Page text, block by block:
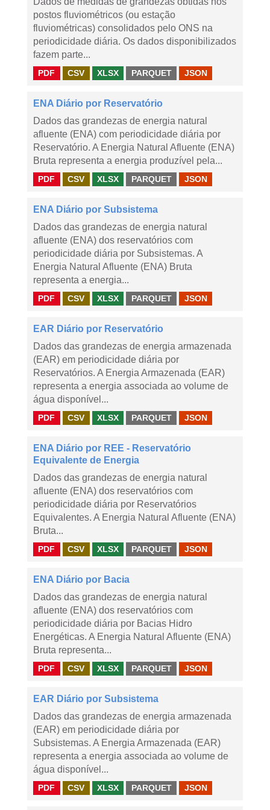
postos fluviométricos (ou estação
fluviométricas) consolidados pelo ONS na
periodicidade diária. Os dados disponibilizados
fazem parte...
PDF CSV XLSX PARQUET JSON
ENA Diário por Reservatório
Dados das grandezas de energia natural
afluente (ENA) com periodicidade diária por
Reservatório. A Energia Natural Afluente (ENA)
Bruta representa a energia produzível pela...
PDF CSV XLSX PARQUET JSON
ENA Diário por Subsistema
Dados das grandezas de energia natural
afluente (ENA) dos reservatórios com
periodicidade diária por Subsistemas. A
Energia Natural Afluente (ENA) Bruta
representa a energia...
PDF CSV XLSX PARQUET JSON
EAR Diário por Reservatório
Dados das grandezas de energia armazenada
(EAR) em periodicidade diária por
Reservatórios. A Energia Armazenada (EAR)
representa a energia associada ao volume de
água disponível...
PDF CSV XLSX PARQUET JSON
ENA Diário por REE - Reservatório
Equivalente de Energia
Dados das grandezas de energia natural
afluente (ENA) dos reservatórios com
periodicidade diária por Reservatórios
Equivalentes. A Energia Natural Afluente (ENA)
Bruta...
PDF CSV XLSX PARQUET JSON
ENA Diário por Bacia
Dados das grandezas de energia natural
afluente (ENA) dos reservatórios com
periodicidade diária por Bacias Hidro
Energéticas. A Energia Natural Afluente (ENA)
Bruta representa...
PDF CSV XLSX PARQUET JSON
EAR Diário por Subsistema
Dados das grandezas de energia armazenada
(EAR) em periodicidade diária por
Subsistemas. A Energia Armazenada (EAR)
representa a energia associada ao volume de
água disponível...
PDF CSV XLSX PARQUET JSON